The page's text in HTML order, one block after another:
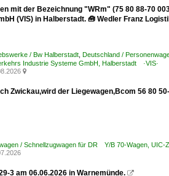
mit der Bezeichnung "WRm" (75 80 88-70
(VIS) in Halberstadt. 🧰 Wedler Franz
/ Bw Halberstadt Deutschland /
Industrie Systeme GmbH, Halberstadt ·VIS·

Zwickau,wird der Liegewagen,Bcom 56 80
/ Schnellzugwagen für DR Y/B 70-Wagen,
3 am 06.06.2026 in Warnemünde. 